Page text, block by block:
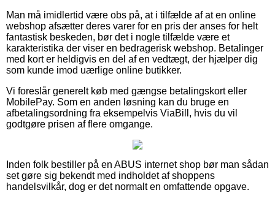
Man må imidlertid være obs på, at i tilfælde af at en online
webshop afsætter deres varer for en pris der anses for helt
fantastisk beskeden, bør det i nogle tilfælde være et
karakteristika der viser en bedragerisk webshop. Betalinger
med kort er heldigvis en del af en vedtægt, der hjælper dig
som kunde imod uærlige online butikker.
Vi foreslår generelt køb med gængse betalingskort eller
MobilePay. Som en anden løsning kan du bruge en
afbetalingsordning fra eksempelvis ViaBill, hvis du vil
godtgøre prisen af flere omgange.
Inden folk bestiller på en ABUS internet shop bør man sådan
set gøre sig bekendt med indholdet af shoppens
handelsvilkår, dog er det normalt en omfattende opgave.